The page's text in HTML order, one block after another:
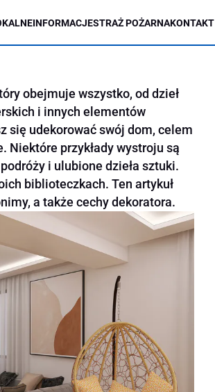
INFORMACJESTRAŻ POŻARNAKONTAKT
obejmuje wszystko, od dzieł
i innych elementów
się udekorować swój dom, celem
Niektóre przykłady wystroju są
i ulubione dzieła sztuki.
biblioteczkach. Ten artykuł
a także cechy dekoratora.